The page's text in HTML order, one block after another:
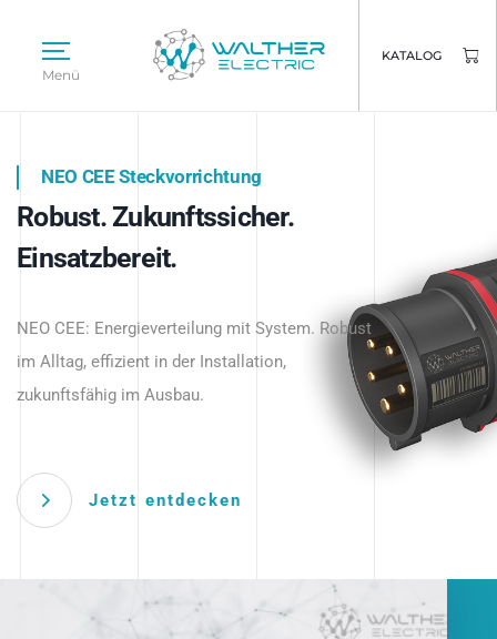
Menü
KATALOG
Intelligente Stromverteilung
beginnt hier.
NEO CEE Steckvorrichtung
Robust. Zukunftssicher.
Einsatzbereit.
NEO CEE: Energieverteilung mit System. Robust
im Alltag, effizient in der Installation,
zukunftsfähig im Ausbau.
Jetzt entdecken
Intelligenz trifft Energie.
Anwendungen – robust, IP-geschützt und
zukunftsfähig.